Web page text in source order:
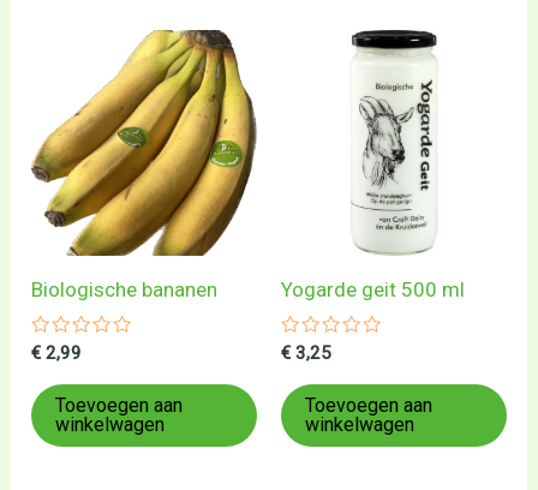
Biologische bananen
Gewaardeerd
uit
5
€ 2,99
Toevoegen aan
winkelwagen
Yogarde geit 500 ml
Gewaardeerd
uit
5
€ 3,25
Toevoegen aan
winkelwagen